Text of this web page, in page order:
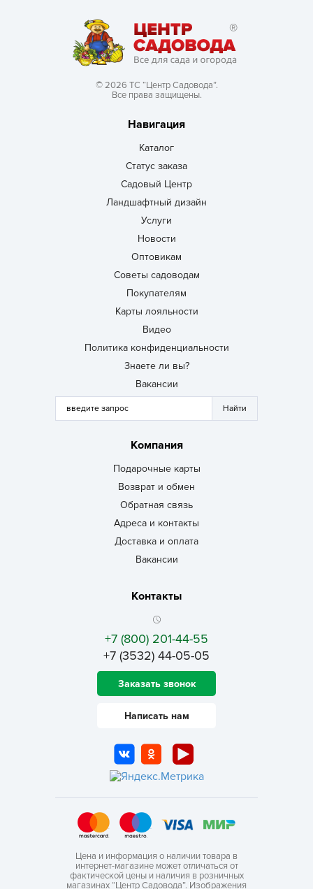
© 2026 ТС “Центр Садовода”.
Все права защищены.
Навигация
Каталог
Статус заказа
Садовый Центр
Ландшафтный дизайн
Услуги
Новости
Оптовикам
Советы садоводам
Покупателям
Карты лояльности
Видео
Политика конфиденциальности
Знаете ли вы?
Вакансии
Компания
Подарочные карты
Возврат и обмен
Обратная связь
Адреса и контакты
Доставка и оплата
Вакансии
Контакты
+7 (800) 201-44-55
+7 (3532) 44-05-05
Заказать звонок
Написать нам
Цена и информация о наличии товара в
интернет-магазине может отличаться от
фактической цены и наличия в розничных
магазинах “Центр Садовода”. Изображения